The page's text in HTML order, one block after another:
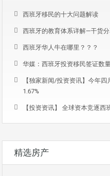
西班牙移民的十大问题解读
西班牙的教育体系详解—干货
西班牙华人牛在哪里？？？
华媒：西班牙投资移民签证数
【独家新闻/投资资讯】今年
1.67%
【投资资讯】 全球资本竞逐
精选房产